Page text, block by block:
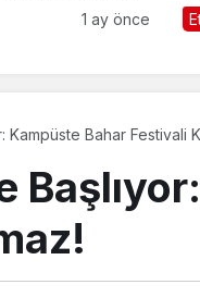
1 ay önce
Kampüste Bahar Festivali